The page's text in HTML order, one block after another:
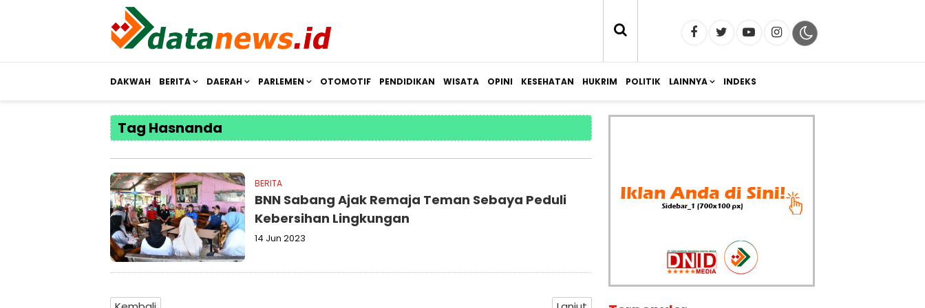
DAKWAH BERITA DAERAH PARLEMEN OTOMOTIF PENDIDIKAN WISATA OPINI KESEHATAN HUKRIM POLITIK LAINNYA INDEKS
Tag Hasnanda
BERITA
BNN Sabang Ajak Remaja Teman Sebaya Peduli
Kebersihan Lingkungan
14 Jun 2023